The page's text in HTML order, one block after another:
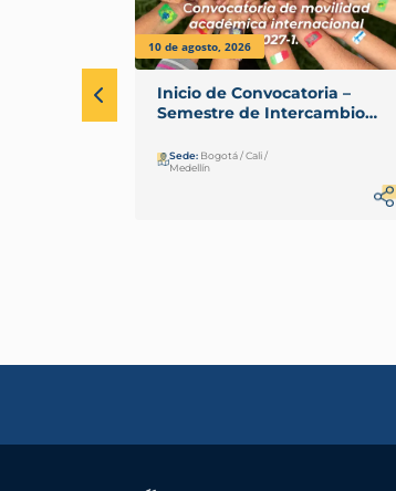
10 de agosto, 2026
Inicio de Convocatoria –
Semestre de Intercambio
Sede: Bogotá / Cali /
Medellín